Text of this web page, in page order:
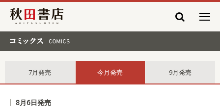
秋田書店
7月発売 今月発売 9月発売
8月6日発売